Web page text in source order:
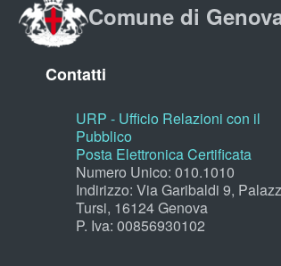
Comune di
Contatti
URP - Ufficio Relazioni con il
Pubblico
Posta Elettronica Certificata
Numero Unico: 010.1010
Indirizzo: Via Garibaldi 9,
Tursi, 16124 Genova
P. Iva: 00856930102